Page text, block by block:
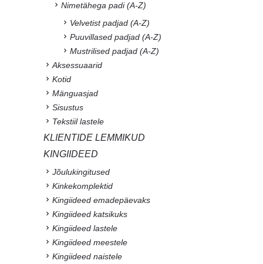
Nimetähega padi (A-Z)
Velvetist padjad (A-Z)
Puuvillased padjad (A-Z)
Mustrilised padjad (A-Z)
Aksessuaarid
Kotid
Mänguasjad
Sisustus
Tekstiil lastele
KLIENTIDE LEMMIKUD
KINGIIDEED
Jõulukingitused
Kinkekomplektid
Kingiideed emadepäevaks
Kingiideed katsikuks
Kingiideed lastele
Kingiideed meestele
Kingiideed naistele